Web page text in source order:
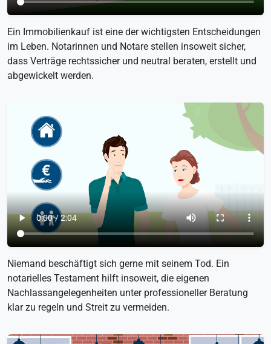
Ein Immobilienkauf ist eine der wichtigsten Entscheidungen
im Leben. Notarinnen und Notare stellen insoweit sicher,
dass Verträge rechtssicher und neutral beraten, erstellt und
abgewickelt werden.
Niemand beschäftigt sich gerne mit seinem Tod. Ein
notarielles Testament hilft insoweit, die eigenen
Nachlassangelegenheiten unter professioneller Beratung
klar zu regeln und Streit zu vermeiden.